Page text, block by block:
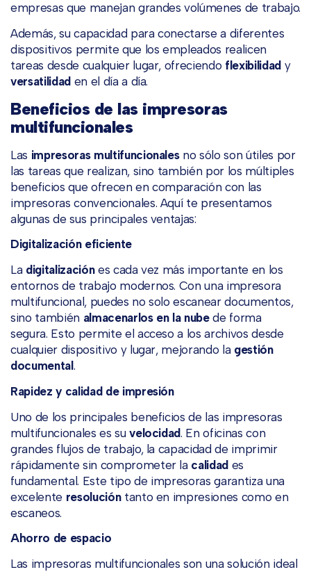
empresas que manejan grandes volúmenes de trabajo.
Además, su capacidad para conectarse a diferentes
dispositivos permite que los empleados realicen
tareas desde cualquier lugar, ofreciendo flexibilidad y
versatilidad en el día a día.
Beneficios de las impresoras
multifuncionales
Las impresoras multifuncionalesno sólo son útiles por
las tareas que realizan, sino también por los múltiples
beneficios que ofrecen en comparación con las
impresoras convencionales. Aquí te presentamos
algunas de sus principales ventajas:
Digitalización eficiente
La digitalizaciónes cada vez más importante en los
entornos de trabajo modernos. Con una impresora
multifuncional, puedes no solo escanear documentos,
sino también almacenarlos en la nubede forma
segura. Esto permite el acceso a los archivos desde
cualquier dispositivo y lugar, mejorando la gestión
documental .
Rapidez y calidad de impresión
Uno de los principales beneficios de las impresoras
multifuncionales es suvelocidad. En oficinas con
grandes flujos de trabajo, la capacidad de imprimir
rápidamente sin comprometer la calidad es
fundamental. Este tipo de impresoras garantiza una
excelente resolucióntanto en impresiones como en
escaneos.
Ahorro de espacio
Las impresoras multifuncionales son una solución ideal